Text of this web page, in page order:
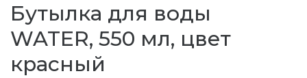
Бутылка для воды
WATER, 550 мл, цвет
красный